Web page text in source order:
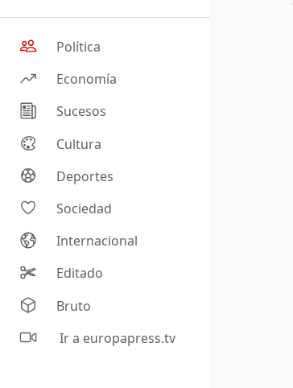
Política
Economía
Sucesos
Cultura
Deportes
Sociedad
Internacional
Editado
Bruto
Ir a europapress.tv